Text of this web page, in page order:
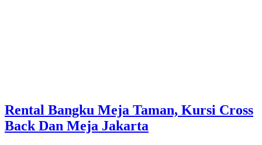
Rental Bangku Meja Taman, Kursi Cross
Back Dan Meja Jakarta